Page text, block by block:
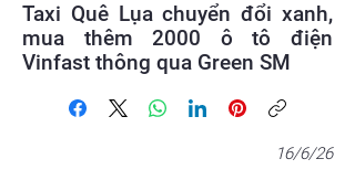
Taxi Quê Lụa chuyển đổi xanh,
mua thêm 2000 ô tô điện
Vinfast thông qua Green SM
16/6/26